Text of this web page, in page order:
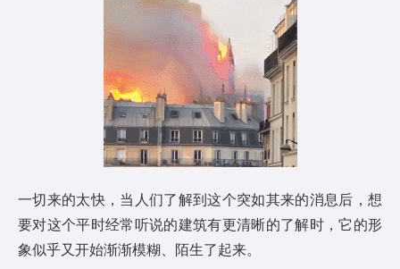
一切来的太快，当人们了解到这个突如其来的消息后，想
要对这个平时经常听说的建筑有更清晰的了解时，它的形
象似乎又开始渐渐模糊、陌生了起来。